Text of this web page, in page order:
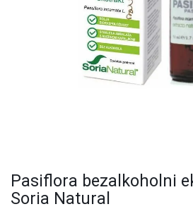
Pasiflora bezalkoholni
Soria Natural
Omega masne kiseline
Pčelinji proizvodi